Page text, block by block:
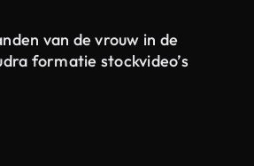
van de vrouw in de
formatie stockvideo’s